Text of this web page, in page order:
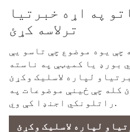
په اړه خبرتیا
ترلاسه کړئ
چې یوه موضوع چې تاسو یې
بورډ یا کمیټې په ناسته
لپاره لاسلیک وکړئ
کله چې ځینې موضوعات په
لپاره لاسلیک وکړئ